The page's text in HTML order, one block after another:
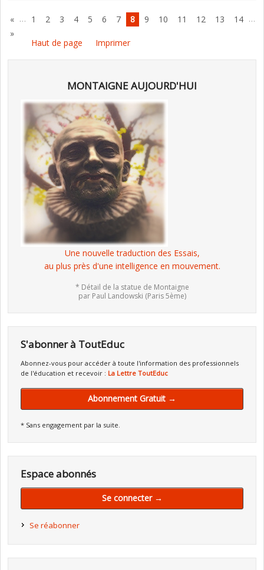
« … 1 2 3 4 5 6 7 8 9 10 11 12 13 14 …
»
Haut de page
Imprimer
MONTAIGNE AUJOURD'HUI
Une nouvelle traduction des Essais,
au plus près d'une intelligence en mouvement.
* Détail de la statue de Montaigne
par Paul Landowski (Paris 5ème)
S'abonner à ToutEduc
Abonnez-vous pour accéder à toute l'information des professionnels
de l'éducation et recevoir : La Lettre ToutEduc
Abonnement Gratuit →
* Sans engagement par la suite.
Espace abonnés
Se connecter →
Se réabonner